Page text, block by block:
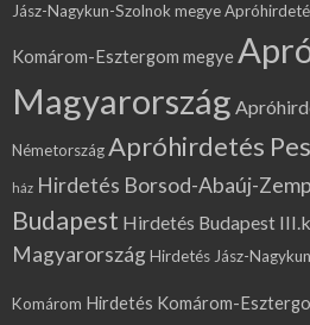
Jász-Nagykun-Szolnok megye
Komárom-Esztergom megye
Magyarország
NémetországApróhirdetés
ház Hirdetés Borsod-Abaúj-
Budapest Hirdetés Budapest
MagyarországHirdetés Jász-
Komárom Hirdetés Komárom-